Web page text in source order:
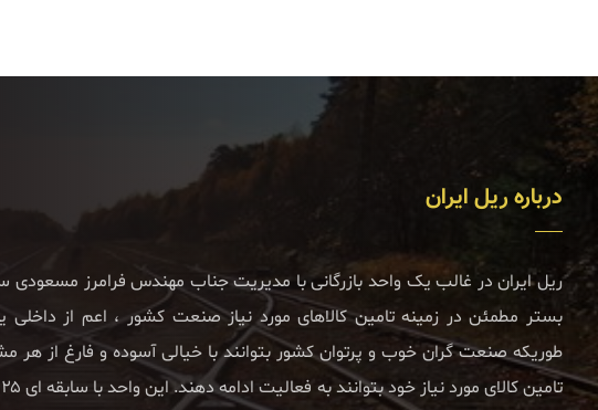
درباره ریل ایران
ریل ایران در غالب یک واحد بازرگانی با مدیریت جناب مهندس فرامرز مسعودی
بستر مطمئن در زمینه تامین کالاهای مورد نیاز صنعت کشور ، اعم از داخلی
طوریکه صنعت گران خوب و پرتوان کشور بتوانند با خیالی آسوده و فارغ از